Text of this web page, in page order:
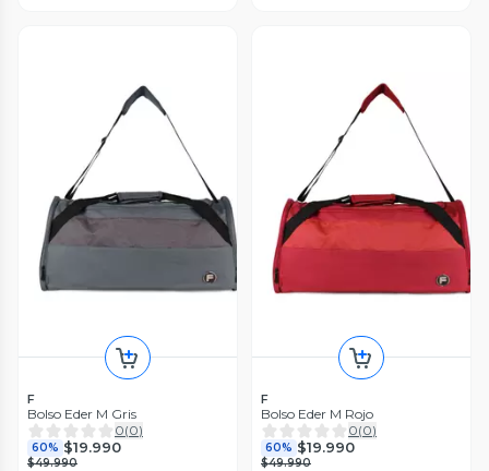
F
Bolso Eder M Gris
0(0)
60% $19.990
$49.990
F
Bolso Eder M Rojo
0(0)
60% $19.990
$49.990